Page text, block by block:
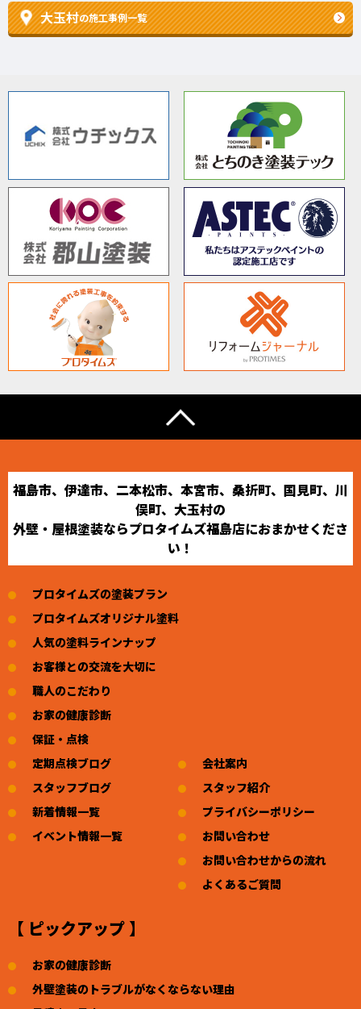
大玉村の施工事例一覧
福島市、伊達市、二本松市、本宮市、桑折町、国見町、川
俣町、大玉村の
外壁・屋根塗装ならプロタイムズ福島店におまかせくださ
い！
プロタイムズの塗装プラン
プロタイムズオリジナル塗料
人気の塗料ラインナップ
お客様との交流を大切に
職人のこだわり
お家の健康診断
保証・点検
定期点検ブログ
スタッフブログ
新着情報一覧
イベント情報一覧
会社案内
スタッフ紹介
プライバシーポリシー
お問い合わせ
お問い合わせからの流れ
よくあるご質問
【 ピックアップ 】
お家の健康診断
外壁塗装のトラブルがなくならない理由